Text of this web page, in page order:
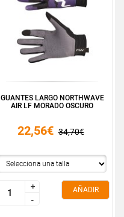
GUANTES LARGO NORTHWAVE
AIR LF MORADO OSCURO
22,56€ 34,70€
+
-
+
-
AÑADIR